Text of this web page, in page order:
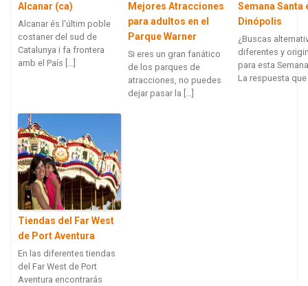
Alcanar (ca)
Alcanar és l'últim poble
costaner del sud de
Catalunya i fa frontera
amb el País […]
Mejores Atracciones
para adultos en el
Parque Warner
Si eres un gran fanático
de los parques de
atracciones, no puedes
dejar pasar la […]
Semana Santa
Dinópolis
¿Buscas
diferentes y
para esta
La respuesta
Tiendas del Far West
de Port Aventura
En las diferentes tiendas
del Far West de Port
Aventura encontrarás